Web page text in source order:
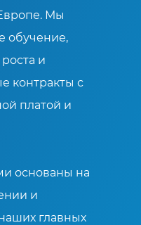
Мы
обучение,
и
контракты с
платой и
основаны на
и
главных